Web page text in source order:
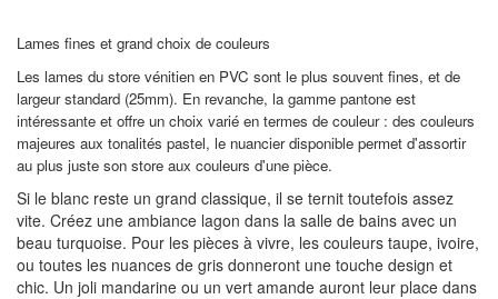
Lames fines et grand choix de couleurs
Les lames du store vénitien en PVC sont le plus souvent fines, et de
largeur standard (25mm). En revanche, la gamme pantone est
intéressante et offre un choix varié en termes de couleur : des couleurs
majeures aux tonalités pastel, le nuancier disponible permet d'assortir
au plus juste son store aux couleurs d'une pièce.
Si le blanc reste un grand classique, il se ternit toutefois assez
vite. Créez une ambiance lagon dans la salle de bains avec un
beau turquoise. Pour les pièces à vivre, les couleurs taupe, ivoire,
ou toutes les nuances de gris donneront une touche design et
chic. Un joli mandarine ou un vert amande auront leur place dans